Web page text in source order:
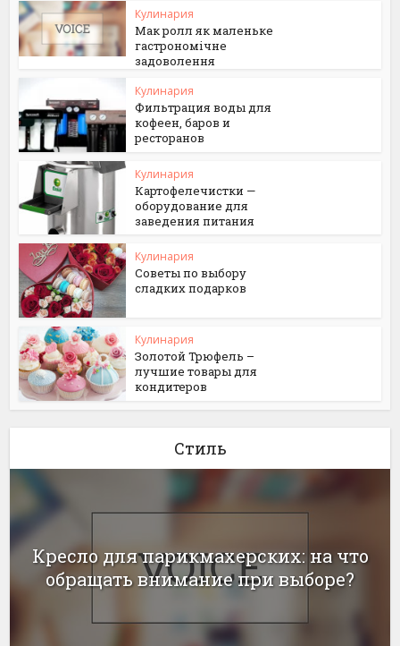
Кулинария
Мак ролл як маленьке
гастрономічне
задоволення
Кулинария
Фильтрация воды для
кофеен, баров и
ресторанов
Кулинария
Картофелечистки —
оборудование для
заведения питания
Кулинария
Советы по выбору
сладких подарков
Кулинария
Золотой Трюфель –
лучшие товары для
кондитеров
Стиль
Кресло для парикмахерских: на что
обращать внимание при выборе?